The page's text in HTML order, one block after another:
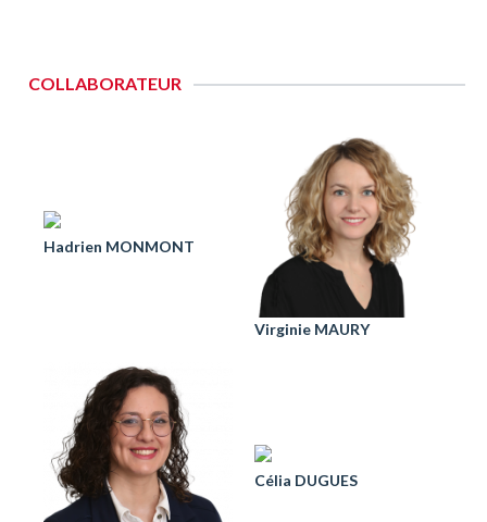
COLLABORATEUR
Hadrien MONMONT
Virginie MAURY
Célia DUGUES